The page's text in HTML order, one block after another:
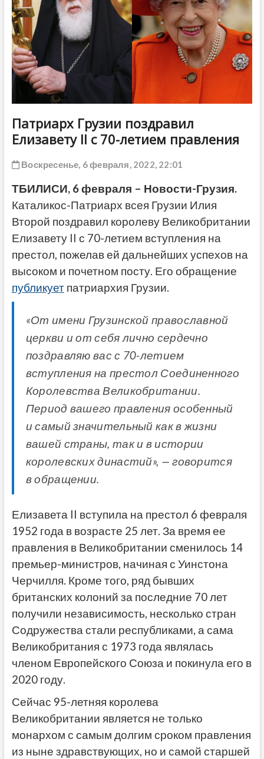
Патриарх Грузии поздравил
Елизавету II с 70-летием правления
Воскресенье, 6 февраля, 2022, 22:01
ТБИЛИСИ, 6 февраля – Новости-Грузия.
Каталикос-Патриарх всея Грузии Илия
Второй поздравил королеву Великобритании
Елизавету II с 70-летием вступления на
престол, пожелав ей дальнейших успехов на
высоком и почетном посту. Его обращение
публикуетпатриархия Грузии.
«От имени Грузинской православной
церкви и от себя лично сердечно
поздравляю вас с 70-летием
вступления на престол Соединенного
Королевства Великобритании.
Период вашего правления особенный
и самый значительный как в жизни
вашей страны, так и в истории
королевских династий», — говорится
в обращении.
Елизавета II вступила на престол 6 февраля
1952 года в возрасте 25 лет. За время ее
правления в Великобритании сменилось 14
премьер-министров, начиная с Уинстона
Черчилля. Кроме того, ряд бывших
британских колоний за последние 70 лет
получили независимость, несколько стран
Содружества стали республиками, а сама
Великобритания с 1973 года являлась
членом Европейского Союза и покинула его в
2020 году.
Сейчас 95-летняя королева
Великобритании является не только
монархом с самым долгим сроком правления
из ныне здравствующих, но и самой старшей